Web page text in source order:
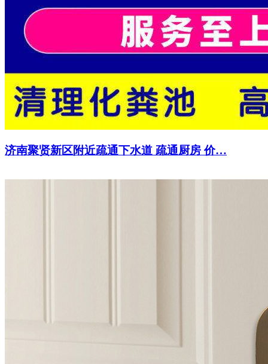
济南聚贤新区附近疏通下水道 疏通厨房 价…